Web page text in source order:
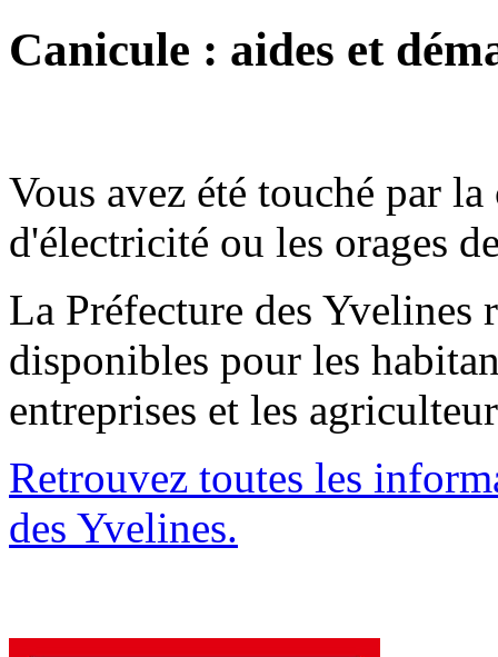
Canicule : aides et
Vous avez été touché par
d'électricité ou les orages
La Préfecture des Yvelines
disponibles pour les
entreprises et les
Retrouvez toutes les
des Yvelines.